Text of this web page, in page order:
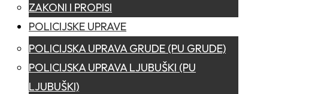
ZAKONI I PROPISI
POLICIJSKE UPRAVE
POLICIJSKA UPRAVA GRUDE (PU GRUDE)
POLICIJSKA UPRAVA LJUBUŠKI (PU
LJUBUŠKI)